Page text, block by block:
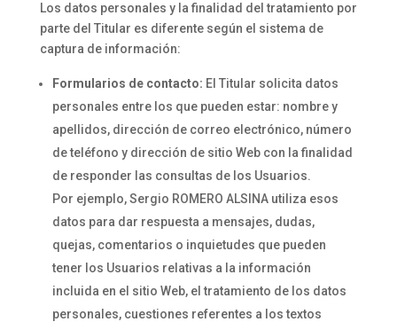
Los datos personales y la finalidad del tratamiento por
parte del Titular es diferente según el sistema de
captura de información:
Formularios de contacto: El Titular solicita datos
personales entre los que pueden estar: nombre y
apellidos, dirección de correo electrónico, número
de teléfono y dirección de sitio Web con la finalidad
de responder las consultas de los Usuarios.
Por ejemplo, Sergio ROMERO ALSINA utiliza esos
datos para dar respuesta a mensajes, dudas,
quejas, comentarios o inquietudes que pueden
tener los Usuarios relativas a la información
incluida en el sitio Web, el tratamiento de los datos
personales, cuestiones referentes a los textos